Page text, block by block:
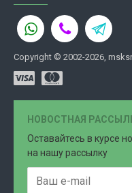
Copyright © 2002-2026,
НОВОСТНАЯ
Оставайтесь в курсе
на нашу рассылку